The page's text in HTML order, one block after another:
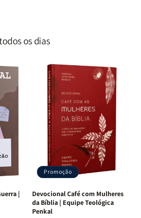
os dias
|
Promoção
Devocional Café com Mulheres
da Bíblia | Equipe Teológica
Penkal